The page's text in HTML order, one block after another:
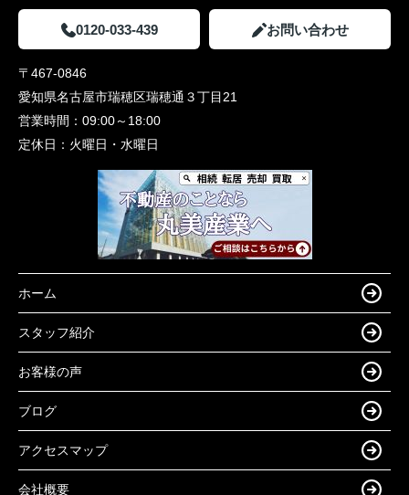
0120-033-439 お問い合わせ
〒467-0846
愛知県名古屋市瑞穂区瑞穂通３丁目21
営業時間： 09:00～18:00
定休日： 火曜日・水曜日
ホーム
スタッフ紹介
お客様の声
ブログ
アクセスマップ
会社概要